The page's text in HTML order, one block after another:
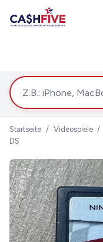
Startseite / Videospiele /
DS